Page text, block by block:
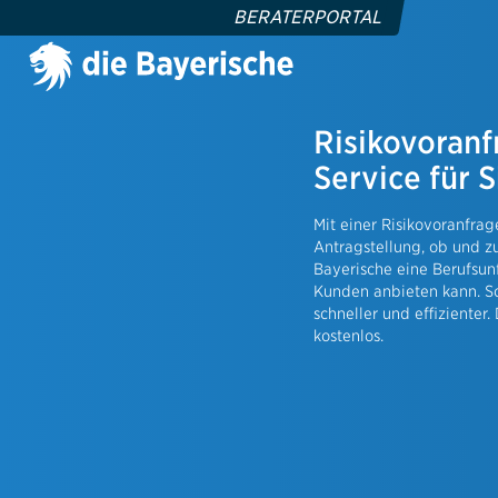
BERATERPORTAL
MehrZins
Service für
Mit einer
Antragstellung, ob und
Bayerische eine
Kunden anbieten kann.
schneller und effizienter.
kostenlos.